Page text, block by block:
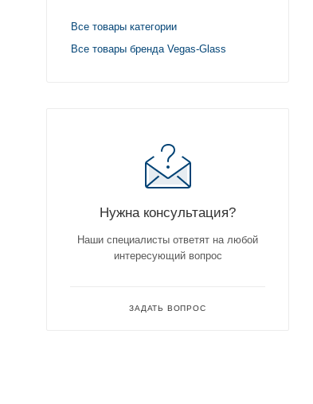
Все товары категории
Все товары бренда Vegas-Glass
Нужна консультация?
Наши специалисты ответят на любой
интересующий вопрос
ЗАДАТЬ ВОПРОС